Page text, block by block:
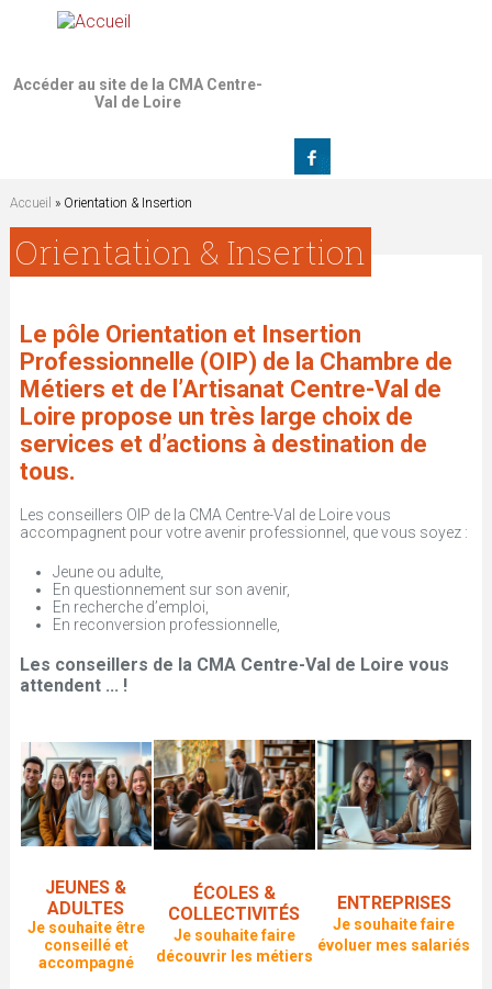
Accéder au site de la CMA Centre-
Val de Loire
V
o
u
s
ê
e
Accueil » Orientation & Insertion
Orientation & Insertion
Le pôle Orientation et Insertion
Professionnelle (OIP) de la Chambre de
Métiers et de l’Artisanat Centre-Val de
Loire propose un très large choix de
services et d’actions à destination de
tous.
Les conseillers OIP de la CMA Centre-Val de Loire vous
accompagnent pour votre avenir professionnel, que vous soyez :
Jeune ou adulte,
En questionnement sur son avenir,
En recherche d’emploi,
En reconversion professionnelle,
Les conseillers de la CMA Centre-Val de Loire vous
attendent ... !
JEUNES &
ADULTES
Je souhaite être
conseillé et
accompagné
ÉCOLES &
COLLECTIVITÉS
Je souhaite faire
découvrir les métiers
ENTREPRISES
Je souhaite faire
évoluer mes salariés